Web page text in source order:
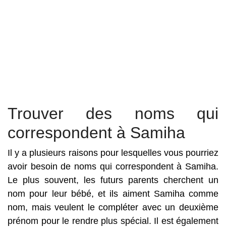
Trouver des noms qui
correspondent à Samiha
Il y a plusieurs raisons pour lesquelles vous pourriez
avoir besoin de noms qui correspondent à Samiha.
Le plus souvent, les futurs parents cherchent un
nom pour leur bébé, et ils aiment Samiha comme
nom, mais veulent le compléter avec un deuxième
prénom pour le rendre plus spécial. Il est également